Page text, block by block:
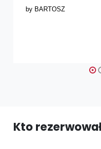
by BARTOSZ
Kto